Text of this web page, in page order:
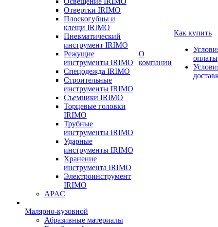
Отвертки IRIMO
Плоскогубцы и
клещи IRIMO
Пневматический
инструмент IRIMO
Режущие
инструменты IRIMO
Спецодежда IRIMO
Строительные
инструменты IRIMO
Съемники IRIMO
Торцевые головки
IRIMO
Трубные
инструменты IRIMO
Ударные
инструменты IRIMO
Хранение
инструмента IRIMO
Электроинструмент
IRIMO
APAC
Малярно-кузовной
Абразивные материалы
О
компании
Как купить
оплаты